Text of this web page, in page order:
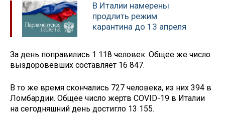
В Италии намерены
продлить режим
карантина до 13 апреля
За день поправились 1 118 человек. Общее же число
выздоровевших составляет 16 847.
В то же время скончались 727 человека, из них 394 в
Ломбардии. Общее число жертв COVID-19 в Италии
на сегодняшний день достигло 13 155.